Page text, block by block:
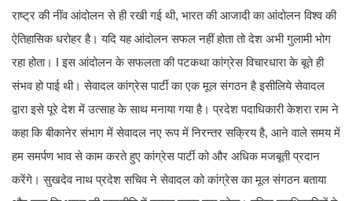
राष्ट्र की नींव आंदोलन से ही रखी गई थी, भारत की आजादी का आंदोलन विश्व की
ऐतिहासिक धरोहर है। यदि यह आंदोलन सफल नहीं होता तो देश अभी गुलामी भोग
रहा होता। I इस आंदोलन के सफलता की पटकथा कांग्रेस विचारधारा के बूते ही
संभव हो पाई थी। सेवादल कांग्रेस पार्टी का एक मूल संगठन है इसीलिये सेवादल
द्वारा इसे पूरे देश में उत्साह के साथ मनाया गया है। प्रदेश पदाधिकारी केशरा राम ने
कहा कि बीकानेर संभाग में सेवादल नए रूप में निरन्तर सक्रिय है, आने वाले समय में
हम समर्पण भाव से काम करते हुए कांग्रेस पार्टी को और अधिक मजबूती प्रदान
करेंगे। सुखदेव नाथ प्रदेश सचिव ने सेवादल को कांग्रेस का मूल संगठन बताया